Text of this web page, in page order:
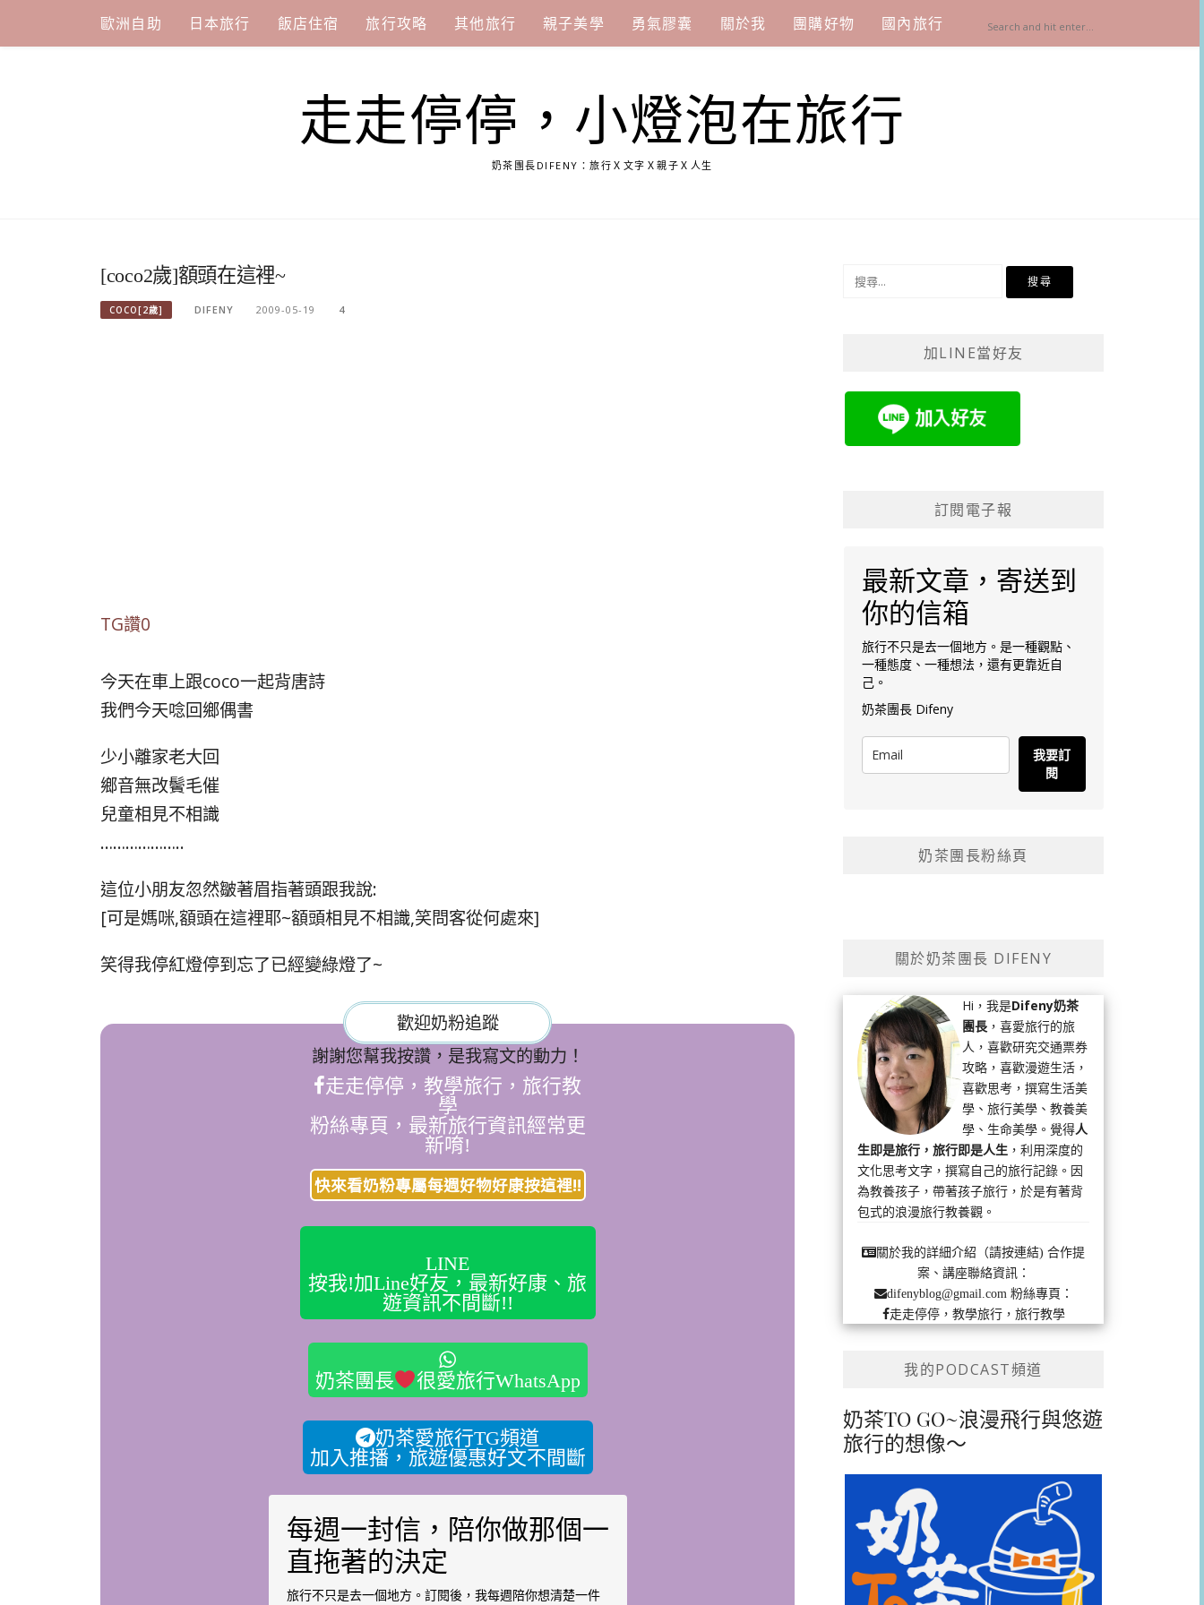
content
歐洲自助 日本旅行 飯店住宿 旅行攻略 其他旅行 親子美學 勇氣膠囊 關於我 團購好物 國內旅行
走走停停，小燈泡在旅行
奶茶團長DIFENY：旅行Ｘ文字Ｘ親子Ｘ人生
[coco2歲]額頭在這裡~
COCO[2歲] DIFENY 2009-05-19 4
TG讚0
今天在車上跟coco一起背唐詩
我們今天唸回鄉偶書
少小離家老大回
鄉音無改鬢毛催
兒童相見不相識
………………..
這位小朋友忽然皺著眉指著頭跟我說:
[可是媽咪,額頭在這裡耶~額頭相見不相識,笑問客從何處來]
笑得我停紅燈停到忘了已經變綠燈了~
歡迎奶粉追蹤
謝謝您幫我按讚，是我寫文的動力！
走走停停，教學旅行，旅行教
學
粉絲專頁，最新旅行資訊經常更
新唷!
快來看奶粉專屬每週好物好康按這裡!!
LINE
按我!加Line好友，最新好康、旅
遊資訊不間斷!!
奶茶團長 很愛旅行WhatsApp
奶茶愛旅行TG頻道
加入推播，旅遊優惠好文不間斷
每週一封信，陪你做那個一
直拖著的決定
旅行不只是去一個地方。訂閱後，我每週陪你想清楚一件
加LINE當好友
訂閱電子報
最新文章，寄送到
你的信箱
旅行不只是去一個地方。是一種觀點、
一種態度、一種想法，還有更靠近自
己。
奶茶團長 Difeny
我要訂
閱
奶茶團長粉絲頁
關於奶茶團長 DIFENY
Hi，我是Difeny奶茶
團長 ，喜愛旅行的旅
人，喜歡研究交通票券
攻略，喜歡漫遊生活，
喜歡思考，撰寫生活美
學、旅行美學、教養美
學、生命美學。覺得人
生即是旅行，旅行即是人生 ，利用深度的
文化思考文字，撰寫自己的旅行記錄。因
為教養孩子，帶著孩子旅行，於是有著背
包式的浪漫旅行教養觀。
關於我的詳細介紹（請按連結) 合作提
案、講座聯絡資訊：
difenyblog@gmail.com粉絲專頁：
走走停停，教學旅行，旅行教學
我的PODCAST頻道
奶茶TO GO~浪漫飛行與悠遊
旅行的想像～